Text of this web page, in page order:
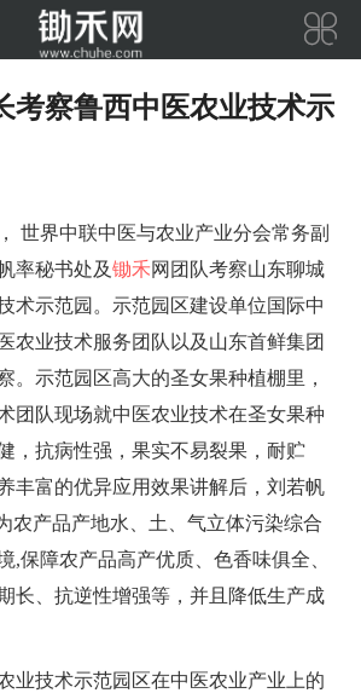

考察鲁西中医农业技术示
世界中联中医与农业产业分会常务副
率秘书处及锄禾网团队考察山东聊城
术示范园 。 示范园区建设单位国际中
农业技术服务团队以及山东首鲜集团
。示范园区高大的圣女果种植棚里，
团队现场就中医农业技术在圣女果种
，抗病性强，果实不易裂果，耐贮
丰富的优异应用效果讲解后， 刘若帆
农产品产地水、土、气立体污染综合
,保障农产品高产优质、色香味俱全、
长、抗逆性增强等，并且降低生产成
业技术示范园区在中医农业产业上的